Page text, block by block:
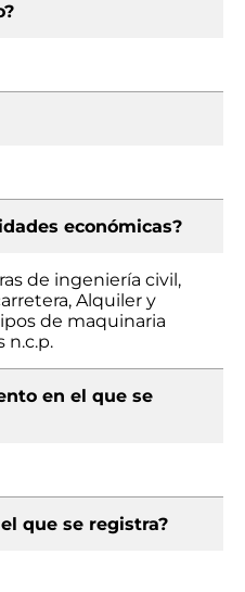
económicas?
de ingeniería civil,
Alquiler y
de maquinaria
n.c.p.
en el que se
que se registra?